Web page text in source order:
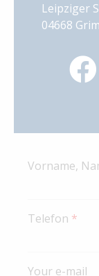
Leipziger
04668
Vorname,
Telefon *
Your e-mail